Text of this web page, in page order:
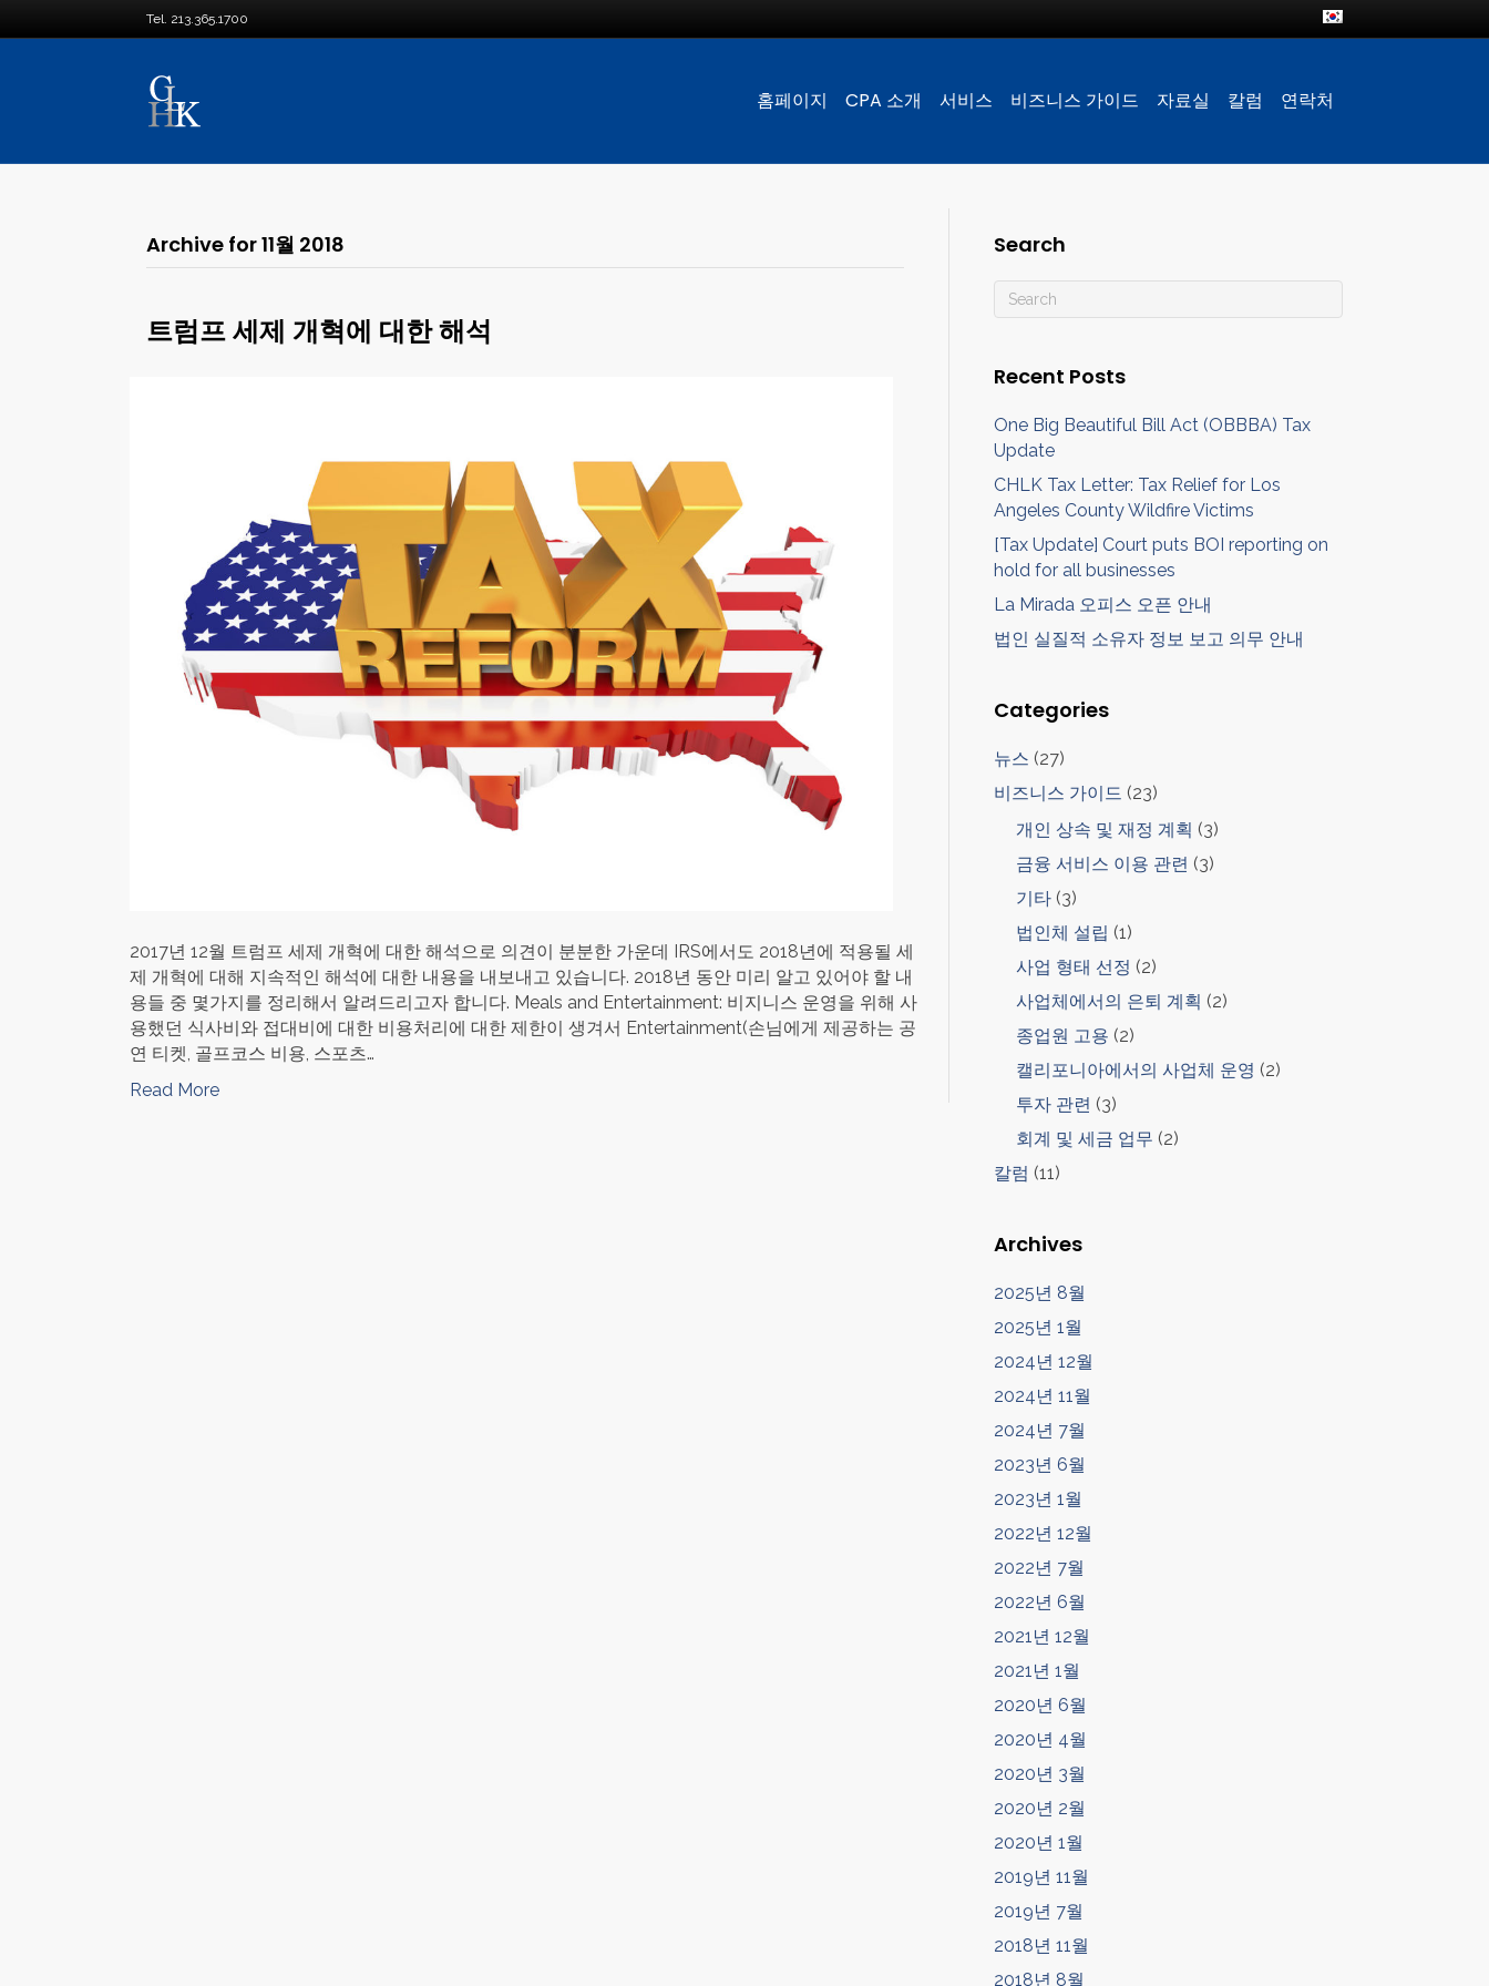
Tel. 213.365.1700
홈페이지 CPA 소개 서비스 비즈니스 가이드 자료실 칼럼 연락처
Archive for 11월 2018
트럼프 세제 개혁에 대한 해석
2017년 12월 트럼프 세제 개혁에 대한 해석으로 의견이 분분한 가운데 IRS에서도 2018년에 적용될 세
제 개혁에 대해 지속적인 해석에 대한 내용을 내보내고 있습니다. 2018년 동안 미리 알고 있어야 할 내
용들 중 몇가지를 정리해서 알려드리고자 합니다. Meals and Entertainment: 비지니스 운영을 위해 사
용했던 식사비와 접대비에 대한 비용처리에 대한 제한이 생겨서 Entertainment(손님에게 제공하는 공
연 티켓, 골프코스 비용, 스포츠…
Read More
Search
Recent Posts
One Big Beautiful Bill Act (OBBBA) Tax
Update
CHLK Tax Letter: Tax Relief for Los
Angeles County Wildfire Victims
[Tax Update] Court puts BOI reporting on
hold for all businesses
La Mirada 오피스 오픈 안내
법인 실질적 소유자 정보 보고 의무 안내
Categories
뉴스 (27)
비즈니스 가이드 (23)
개인 상속 및 재정 계획 (3)
금융 서비스 이용 관련 (3)
기타 (3)
법인체 설립 (1)
사업 형태 선정 (2)
사업체에서의 은퇴 계획 (2)
종업원 고용 (2)
캘리포니아에서의 사업체 운영 (2)
투자 관련 (3)
회계 및 세금 업무 (2)
칼럼 (11)
Archives
2025년 8월
2025년 1월
2024년 12월
2024년 11월
2024년 7월
2023년 6월
2023년 1월
2022년 12월
2022년 7월
2022년 6월
2021년 12월
2021년 1월
2020년 6월
2020년 4월
2020년 3월
2020년 2월
2020년 1월
2019년 11월
2019년 7월
2018년 11월
2018년 8월